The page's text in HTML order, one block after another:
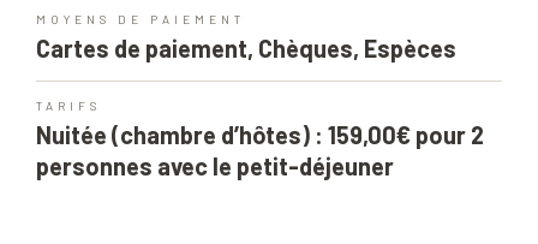
MOYENS DE PAIEMENT
Cartes de paiement, Chèques, Espèces
TARIFS
Nuitée (chambre d’hôtes) : 159,00€ pour 2
personnes avec le petit-déjeuner